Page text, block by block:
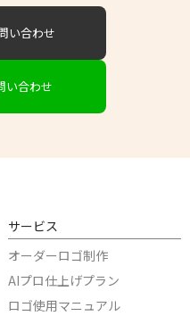
い合わせ
い合わせ
サービス
オーダーロゴ制作
AIプロ仕上げプラン
ロゴ使用マニュアル